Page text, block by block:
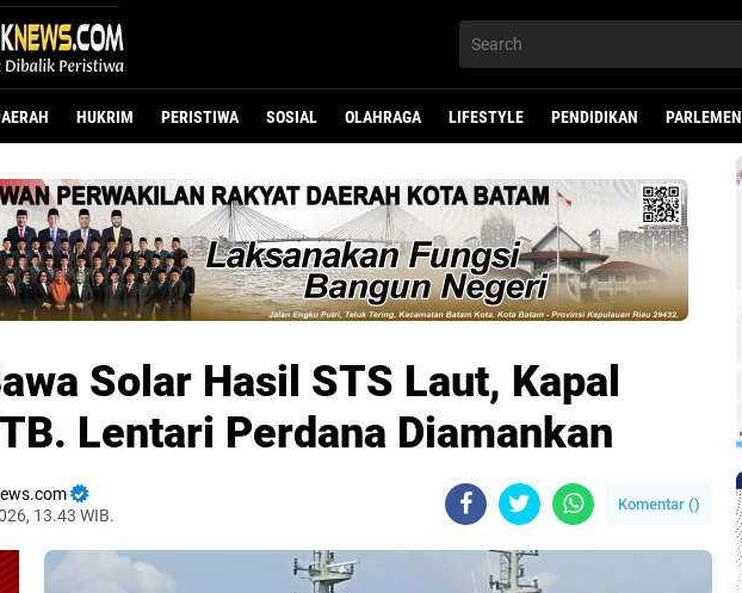
HUKRIM PERISTIWA SOSIAL OLAHRAGA LIFESTYLE PENDIDIKAN PARLEMEN
Solar Hasil STS Laut, Kapal
Lentari Perdana Diamankan
13.43 WIB.
Komentar ()